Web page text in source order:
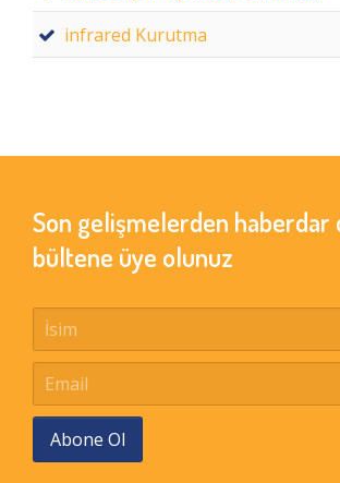
infrared Kurutma
Son gelişmelerden haberdar
bültene üye olunuz
Abone Ol